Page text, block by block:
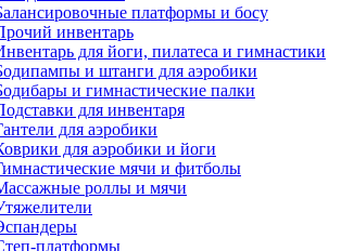
платформы и босу
инвентарь
для йоги, пилатеса и гимнастики
и штанги для аэробики
и гимнастические палки
для инвентаря
для аэробики
для аэробики и йоги
мячи и фитболы
роллы и мячи
платформы